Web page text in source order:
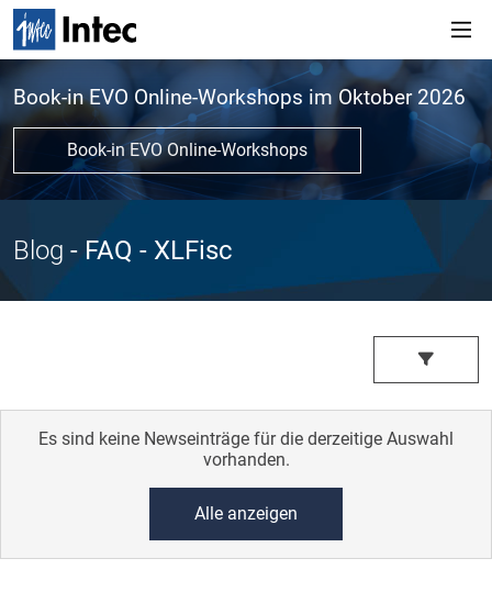
Book-in EVO Online-Workshops im Oktober 2026
Book-in EVO Online-Workshops
Blog - FAQ - XLFisc
Es sind keine Newseinträge für die derzeitige Auswahl
vorhanden.
Alle anzeigen